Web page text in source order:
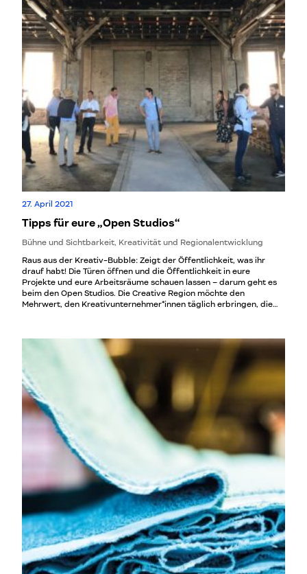
27. April 2021
Tipps für eure „Open Studios“
Bühne und Sichtbarkeit, Kreativität und Regionalentwicklung
Raus aus der Kreativ-Bubble: Zeigt der Öffentlichkeit, was ihr
drauf habt! Die Türen öffnen und die Öffentlichkeit in eure
Projekte und eure Arbeitsräume schauen lassen – darum geht es
beim den Open Studios. Die Creative Region möchte den
Mehrwert, den Kreativunternehmer*innen täglich erbringen, die
sichtbar machen. Wir haben unsere Erfahrungen damit
zusammengefasst und möchten Kreativ-Communities dazu
ermutigen, selbst Formate wie die Open Studios auszuprobieren.
Hier erfährt ihr, worauf es sich lohnt zu achten, wenn ihr einen
solchen „Tag der offenen Tür“ plant. Wozu das Ganze? Die
Kreativwirtschaft ist eine Branche mit Zukunft, bringt
Innovationen hervor und trägt so maßgeblich zur Transformation
anderer Branchen, der Gesellschaft und der Verwaltung, kurzum
ganzer Regionen bei. Mit ihren unkonventionellen Ansätzen,
spannenden Geschäftsmodellen und nutzer*innenorientierten
Produkten und Services schaffen Unternehmen der
Kreativwirtschaft einen Mehrwert für die Region, in der sie tätig
sind. Zu oft ist dieser Mehrwert der breiten Bevölkerung aber kein
Begriff und die kreativen Köpfe bleiben relativ ungesehen im
Hintergrund – wenn sie beispielsweise Projekte mit großen
Unternehmen, mit Verbänden und der öffentlichen Verwaltung
umsetzen. Die Kreativszene ist oft eine Kreativblase – und das
wollen wir ändern! Die Idee der Open Studios Mit den Open Studios
wollen wir diese Szene für Menschen in der unmittelbaren
Umgebung zugänglich machen. Worum geht es uns dabei?
Bewusstsein für die Arbeit der kreativwirtschaftlichen
Unternehmen in der Region schaffen und …